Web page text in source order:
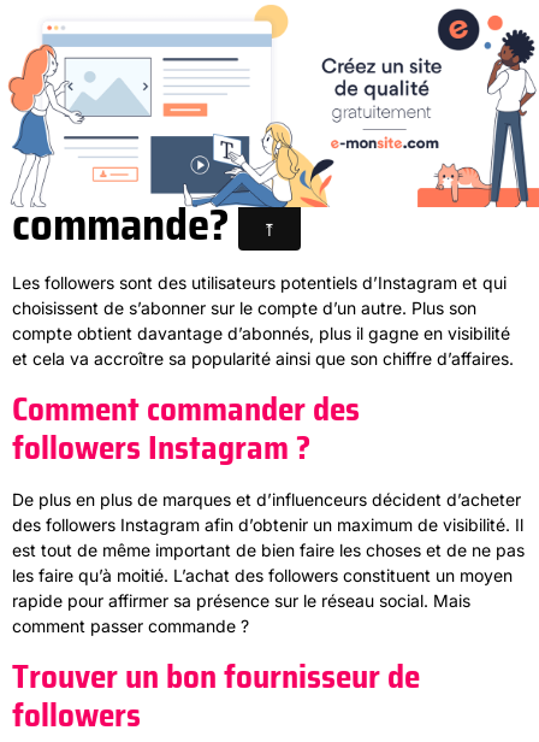
Followers Instagram :
comment passer
commande?
Les followers sont des utilisateurs potentiels d’Instagram et qui
choisissent de s’abonner sur le compte d’un autre. Plus son
compte obtient davantage d’abonnés, plus il gagne en visibilité
et cela va accroître sa popularité ainsi que son chiffre d’affaires.
Comment commander des
followers Instagram ?
De plus en plus de marques et d’influenceurs décident d’acheter
des followers Instagram afin d’obtenir un maximum de visibilité. Il
est tout de même important de bien faire les choses et de ne pas
les faire qu’à moitié. L’achat des followers constituent un moyen
rapide pour affirmer sa présence sur le réseau social. Mais
comment passer commande ?
Trouver un bon fournisseur de
followers